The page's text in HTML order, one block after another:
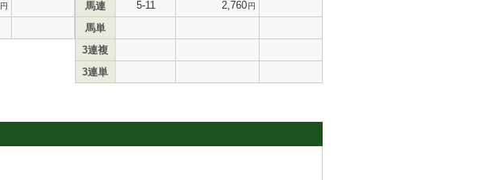
円 馬連 5-11 2,760円
馬単
3連複
3連単